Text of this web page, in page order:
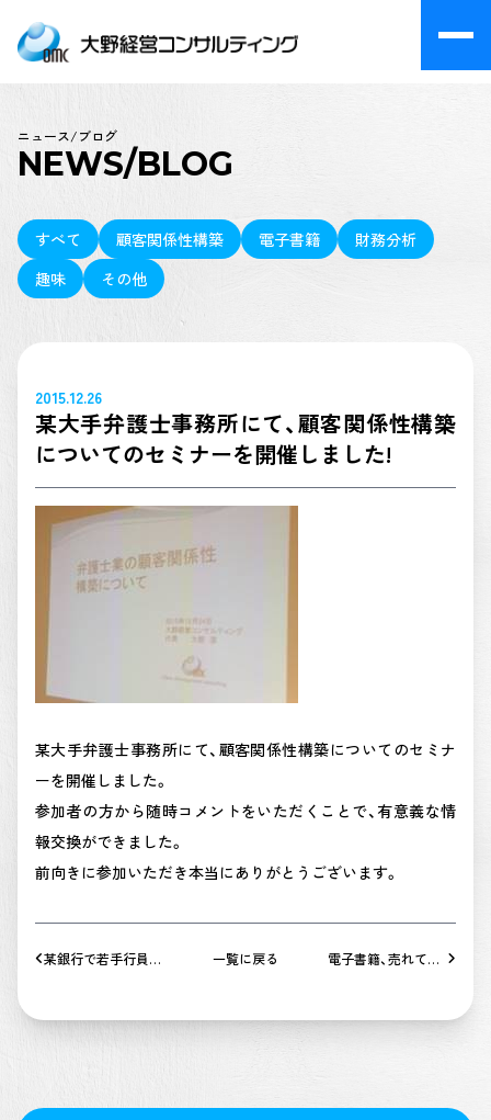
ニュース/ブログ
NEWS/BLOG
すべて 顧客関係性構築 電子書籍
財務分析
趣味
その他
2015.12.26
某大手弁護士事務所にて、顧客関係性構築
についてのセミナーを開催しました!
某大手弁護士事務所にて、顧客関係性構築についてのセミナ
ーを開催しました。
参加者の方から随時コメントをいただくことで、有意義な情
報交換ができました。
前向きに参加いただき本当にありがとうございます。
某銀行で若手行員向
ました!
一覧に戻る
電子書籍、売れてい